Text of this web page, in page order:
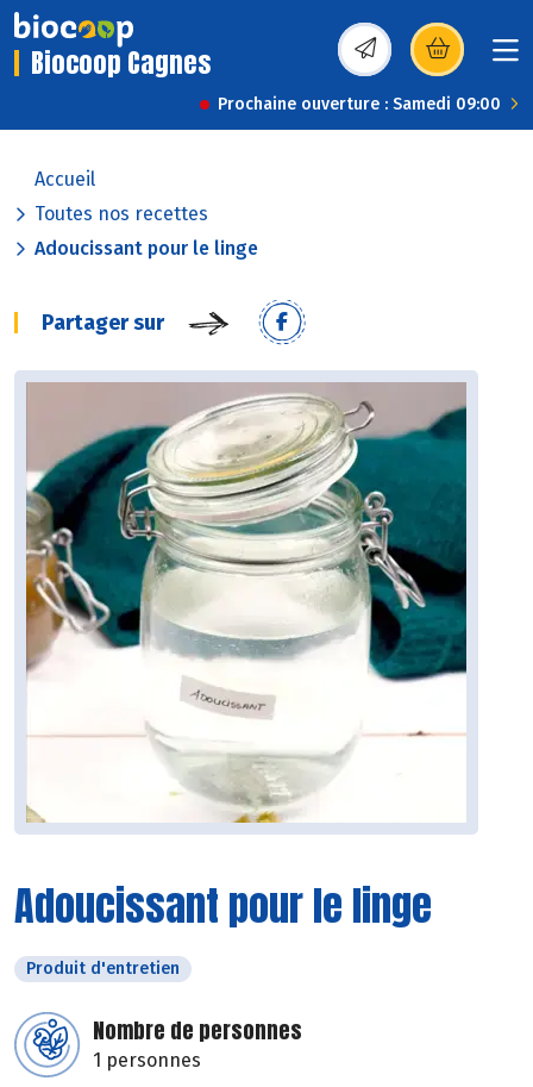
Biocoop Cagnes (s’ouvre dans une
Prochaine ouverture : Samedi 09:00
Accueil
Toutes nos recettes
Adoucissant pour le linge
Partager sur
Adoucissant pour le linge
Produit d'entretien
Nombre de personnes
1 personnes